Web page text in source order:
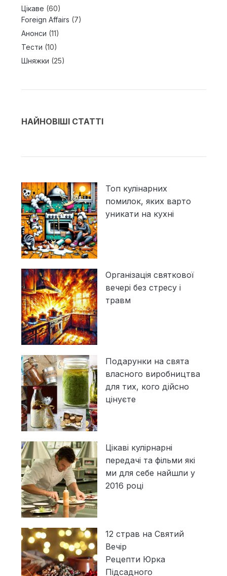
Цікаве (60)
Foreign Affairs (7)
Анонси (11)
Тести (10)
Шняжки (25)
НАЙНОВІШІ СТАТТІ
Топ кулінарних
помилок, яких варто
уникати на кухні
Організація святкової
вечері без стресу і
травм
Подарунки на свята
власного виробництва
для тих, кого дійсно
цінуєте
Цікаві кулірнарні
передачі та фільми які
ми для себе найшли у
2016 році
12 страв на Святий
Вечір
Рецепти Юрка
Підсадного